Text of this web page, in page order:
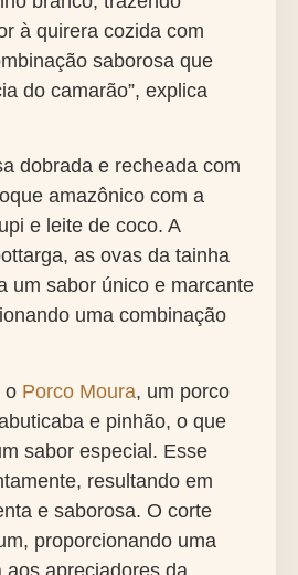
à quirera cozida com
saborosa que
do camarão”, explica
dobrada e recheada com
amazônico com a
e leite de coco. A
as ovas da tainha
um sabor único e marcante
uma combinação
o Porco Moura, um porco
e pinhão, o que
sabor especial. Esse
resultando em
e saborosa. O corte
proporcionando uma
apreciadores da